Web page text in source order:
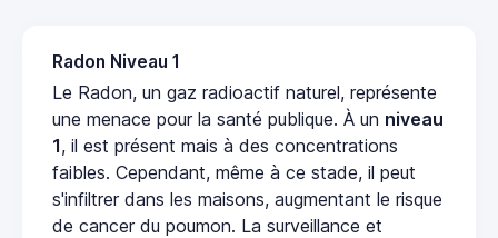
Radon Niveau 1
Le Radon, un gaz radioactif naturel, représente
une menace pour la santé publique. À un niveau
1, il est présent mais à des concentrations
faibles. Cependant, même à ce stade, il peut
s'infiltrer dans les maisons, augmentant le risque
de cancer du poumon. La surveillance et